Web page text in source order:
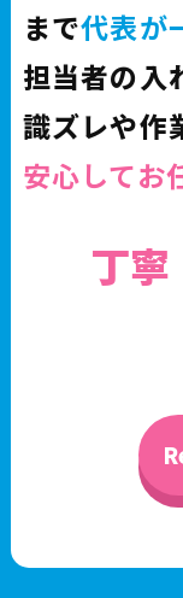
まで代表が
担当者の入
識ズレや作
安心してお
丁